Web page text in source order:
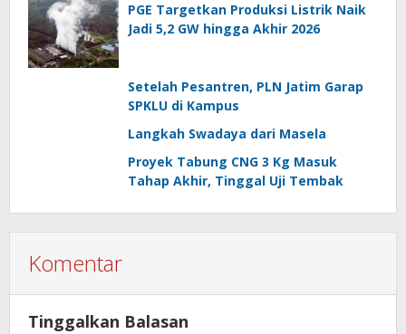
PGE Targetkan Produksi Listrik Naik
Jadi 5,2 GW hingga Akhir 2026
Setelah Pesantren, PLN Jatim Garap
SPKLU di Kampus
Langkah Swadaya dari Masela
Proyek Tabung CNG 3 Kg Masuk
Tahap Akhir, Tinggal Uji Tembak
Komentar
Tinggalkan Balasan